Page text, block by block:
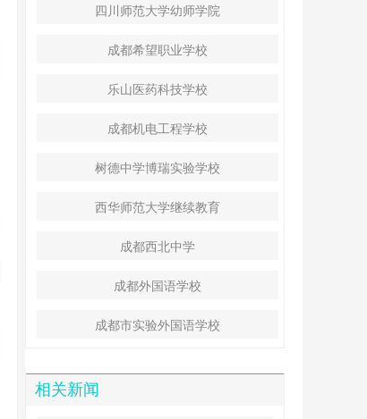
四川师范大学幼师学院
成都希望职业学校
乐山医药科技学校
成都机电工程学校
树德中学博瑞实验学校
西华师范大学继续教育
成都西北中学
成都外国语学校
成都市实验外国语学校
相关新闻